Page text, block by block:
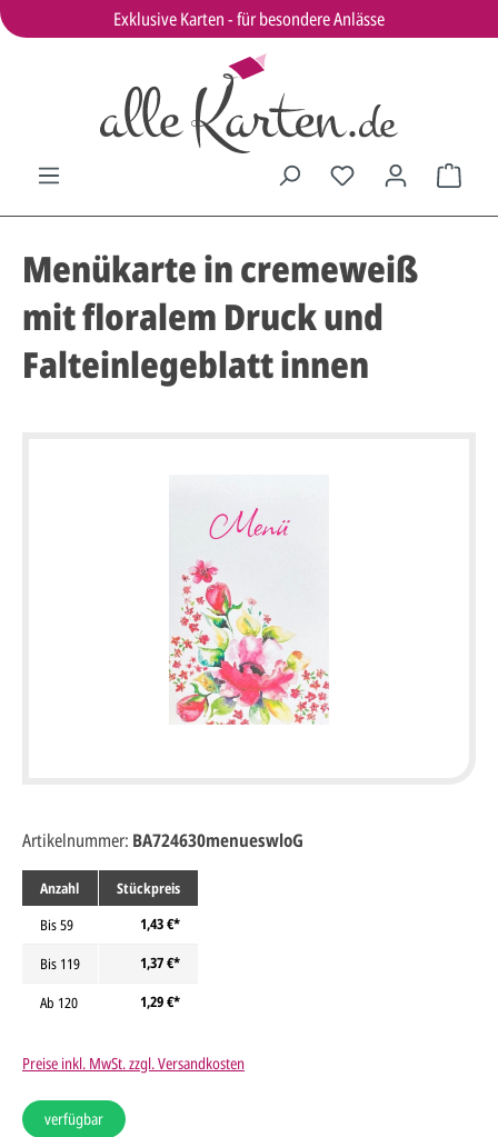
Exklusive Karten - für besondere Anlässe
Menükarte in cremeweiß
mit floralem Druck und
Falteinlegeblatt innen
Anzahl
Stückpreis
Bis59
1,43 €*
Bis 119
1,37 €*
Ab 120 1,29 €*
Preise inkl. MwSt. zzgl. Versandkosten
verfügbar
Artikelnummer: BA724630menueswloG